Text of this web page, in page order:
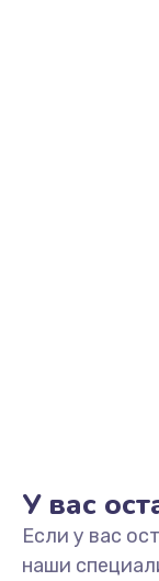
У вас
Если у вас
наши